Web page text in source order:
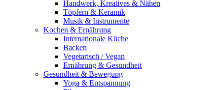
Handwerk, Kreatives & Nähen
Töpfern & Keramik
Musik & Instrumente
Kochen & Ernährung
Internationale Küche
Backen
Vegetarisch / Vegan
Ernährung & Gesundheit
Gesundheit & Bewegung
Yoga & Entspannung